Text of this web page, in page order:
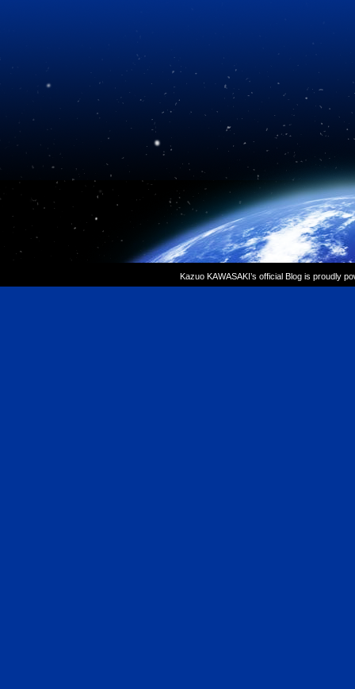
Kazuo KAWASAKI’s official Blog is proudly